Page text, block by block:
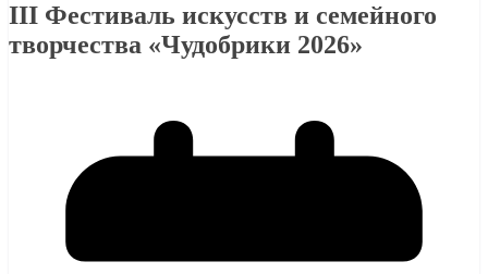
III Фестиваль искусств и семейного
творчества «Чудобрики 2026»